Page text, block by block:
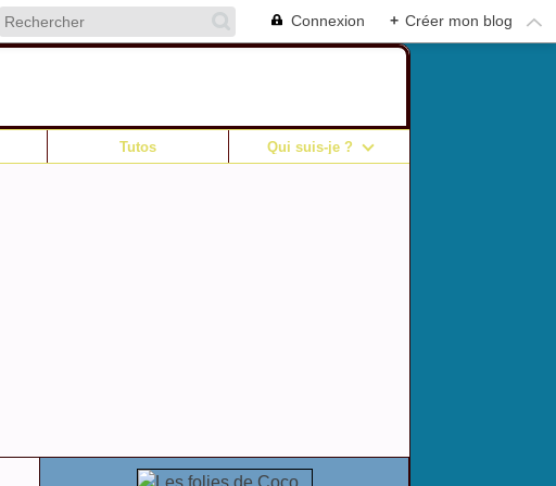
Connexion + Créer mon blog
Tutos Qui suis-je ?